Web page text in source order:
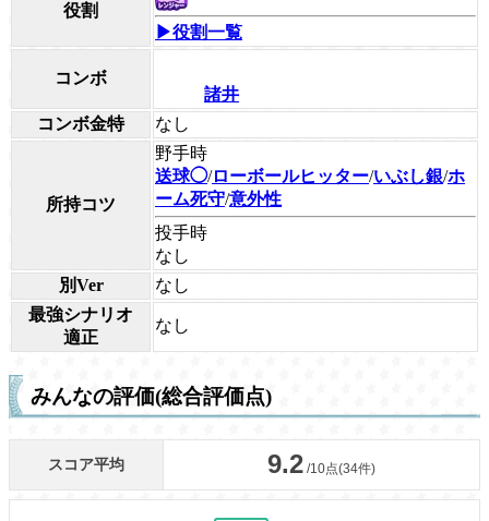
役割
▶役割一覧
コンボ
諸井
コンボ金特
なし
所持コツ
野手時
送球◯/ローボールヒッター/いぶし銀/ホ
ーム死守/意外性
投手時
なし
別Ver
なし
最強シナリオ
適正
なし
みんなの評価(総合評価点)